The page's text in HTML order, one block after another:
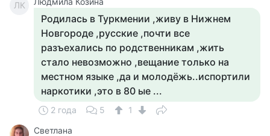
ЛК
Родилась в Туркмении ,живу в Нижнем
Новгороде ,русские ,почти все
разъехались по родственникам ,жить
стало невозможно ,вещание только на
местном языке ,да и молодёжь..испортили
наркотики ,это в 80 ые ...
2 года 5
1
Светлана